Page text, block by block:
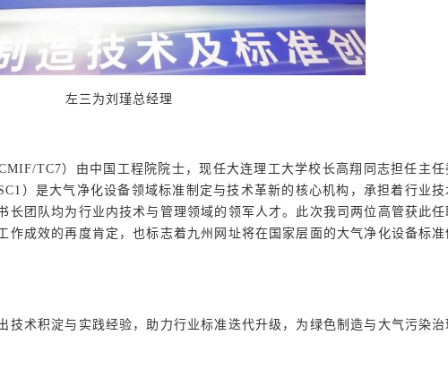
左三为刘瑾总经理
TC7）由中国工程院院士，现任大连理工大学校长高翔同志担任主任
）是大气净化设备领域标准制定与技术革新的核心机构，承担着行业技
团队均为行业内技术与管理领域的领军人才。 此次我司两位高管获此
作成效的再度肯定，也标志着九州网址将在国家层面的大气净化设备标准
技术积淀与实践经验，助力行业标准迭代升级，为绿色制造与大气污染治